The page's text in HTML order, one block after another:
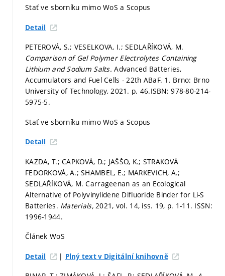
Stať ve sborníku mimo WoS a Scopus
Detail
PETEROVÁ, S.; VESELKOVA, I.; SEDLAŘÍKOVÁ, M.
Comparison of Gel Polymer Electrolytes Containing
Lithium and Sodium Salts.Advanced Batteries,
Accumulators and Fuel Cells - 22th ABaF. 1. Brno: Brno
University of Technology, 2021. p. 46.ISBN: 978-80-214-
5975-5.
Stať ve sborníku mimo WoS a Scopus
Detail
KAZDA, T.; CAPKOVÁ, D.; JAŠŠO, K.; STRAKOVÁ
FEDORKOVÁ, A.; SHAMBEL, E.; MARKEVICH, A.;
SEDLAŘÍKOVÁ, M. Carrageenan as an Ecological
Alternative of Polyvinylidene Difluoride Binder for Li-S
Batteries. Materials,2021, vol. 14, iss. 19, p. 1-11. ISSN:
1996-1944.
Článek WoS
Detail | Plný text v Digitální knihovně